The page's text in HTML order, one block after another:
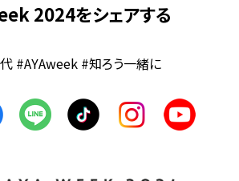
2024をシェアする
#AYAweek #知ろう一緒に